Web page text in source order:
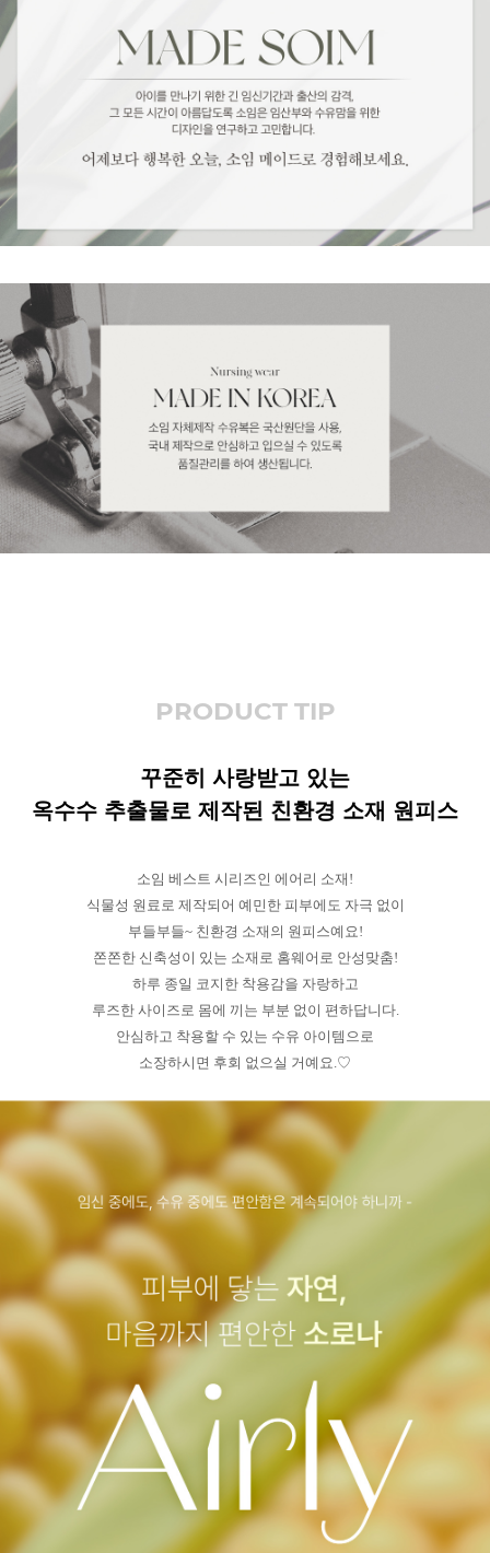
PRODUCT TIP
꾸준히 사랑받고 있는
옥수수 추출물로 제작된 친환경 소재 원피스
소임 베스트 시리즈인 에어리 소재!
식물성 원료로 제작되어 예민한 피부에도 자극 없이
부들부들~ 친환경 소재의 원피스예요!
쫀쫀한 신축성이 있는 소재로 홈웨어로 안성맞춤!
하루 종일 코지한 착용감을 자랑하고
루즈한 사이즈로 몸에 끼는 부분 없이 편하답니다.
안심하고 착용할 수 있는 수유 아이템으로
소장하시면 후회 없으실 거예요.♡